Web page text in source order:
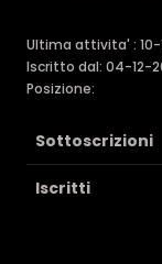
Ultima attivita' : 10-
Iscritto dal: 04-12-
Posizione:
Sottoscrizioni
Iscritti